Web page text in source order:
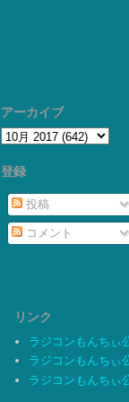
アーカイブ
登録
投稿
コメント
リンク
ラジコンもんちぃ
ラジコンもんちぃ
ラジコンもんちぃ